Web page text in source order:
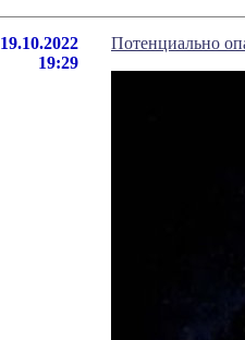
19.10.2022
19:29
Потенциально